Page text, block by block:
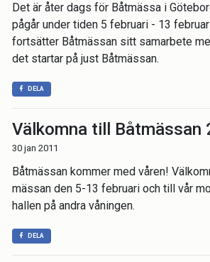
Det är åter dags för Båtmässa i
pågår under tiden 5 februari - 13
fortsätter Båtmässan sitt samarbete
det startar på just Båtmässan.
DELA
Välkomna till Båtmässan
30 jan 2011
Båtmässan kommer med våren!
mässan den 5-13 februari och till vår
hallen på andra våningen.
DELA